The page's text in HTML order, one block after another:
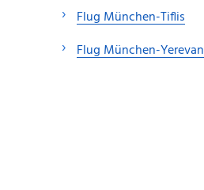
Flug München-Tiflis
Flug München-Yerevan